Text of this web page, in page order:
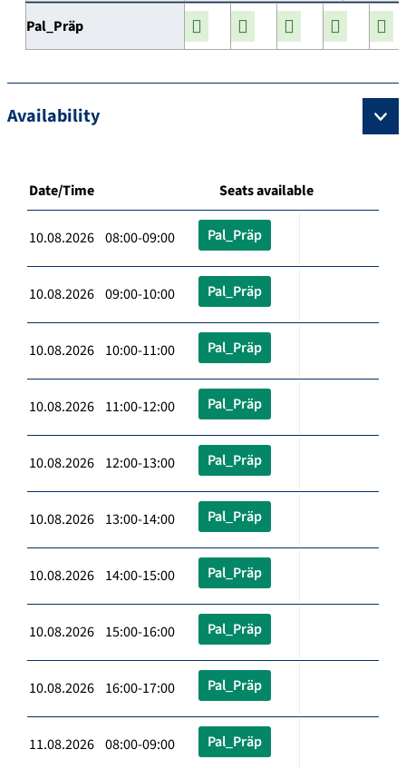
Pal_Präp
Availability
Date/Time Seats available
10.08.2026 08:00-09:00 Pal_Präp
10.08.2026 09:00-10:00 Pal_Präp
10.08.2026 10:00-11:00 Pal_Präp
10.08.2026 11:00-12:00 Pal_Präp
10.08.2026 12:00-13:00 Pal_Präp
10.08.2026 13:00-14:00 Pal_Präp
10.08.2026 14:00-15:00 Pal_Präp
10.08.2026 15:00-16:00 Pal_Präp
10.08.2026 16:00-17:00 Pal_Präp
11.08.2026 08:00-09:00 Pal_Präp